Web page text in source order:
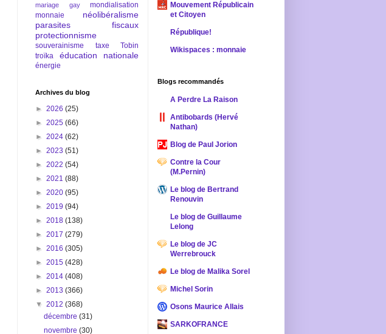
mariage gay
mondialisation
monnaie
néolibéralisme
parasites fiscaux
protectionnisme
souverainisme
taxe Tobin
troïka
éducation nationale
énergie
Archives du blog
► 2026 (25)
► 2025 (66)
► 2024 (62)
► 2023 (51)
► 2022 (54)
► 2021 (88)
► 2020 (95)
► 2019 (94)
► 2018 (138)
► 2017 (279)
► 2016 (305)
► 2015 (428)
► 2014 (408)
► 2013 (366)
▼ 2012 (368)
décembre(31)
novembre(30)
Mouvement Républicain
et Citoyen
République!
Wikispaces : monnaie
Blogs recommandés
A Perdre La Raison
Antibobards (Hervé
Nathan)
Blog de Paul Jorion
Contre la Cour
(M.Pernin)
Le blog de Bertrand
Renouvin
Le blog de Guillaume
Lelong
Le blog de JC
Werrebrouck
Le blog de Malika Sorel
Michel Sorin
Osons Maurice Allais
SARKOFRANCE